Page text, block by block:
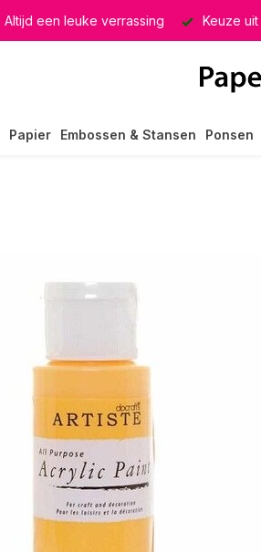
Altijd een leuke verrassing Keuze
Papier Embossen & Stansen Ponsen